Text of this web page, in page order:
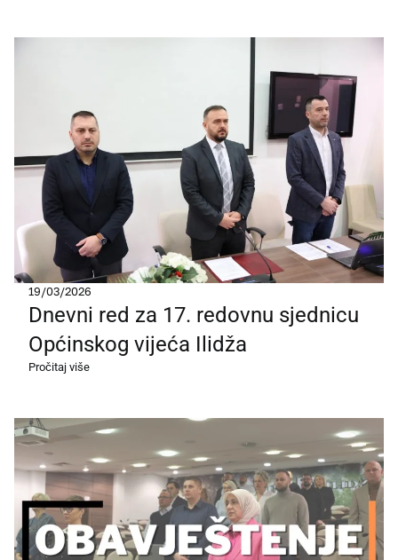
19/03/2026
Dnevni red za 17. redovnu sjednicu
Općinskog vijeća Ilidža
Pročitaj više